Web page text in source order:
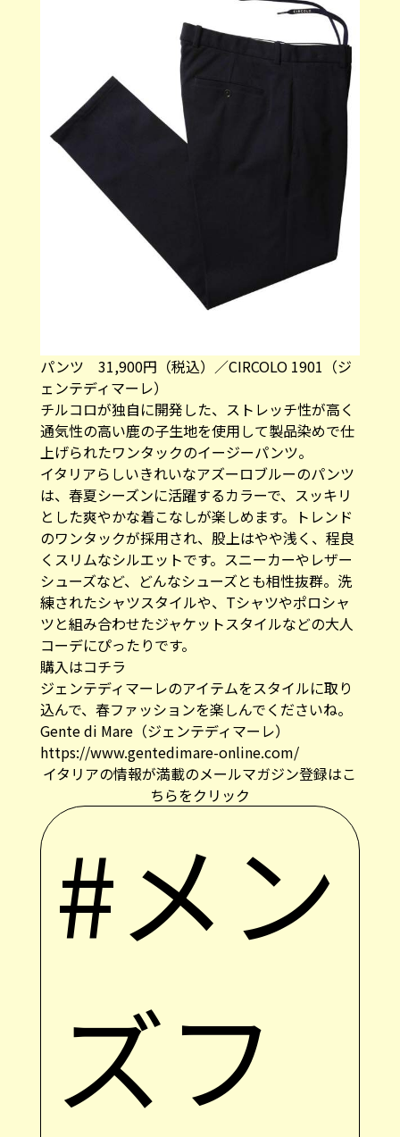
パンツ 31,900円（税込）／CIRCOLO 1901（ジ
ェンテディマーレ）
チルコロが独自に開発した、ストレッチ性が高く
通気性の高い鹿の子生地を使用して製品染めで仕
上げられたワンタックのイージーパンツ。
イタリアらしいきれいなアズーロブルーのパンツ
は、春夏シーズンに活躍するカラーで、スッキリ
とした爽やかな着こなしが楽しめます。トレンド
のワンタックが採用され、股上はやや浅く、程良
くスリムなシルエットです。スニーカーやレザー
シューズなど、どんなシューズとも相性抜群。洗
練されたシャツスタイルや、Tシャツやポロシャ
ツと組み合わせたジャケットスタイルなどの大人
コーデにぴったりです。
購入はコチラ
ジェンテディマーレのアイテムをスタイルに取り
込んで、春ファッションを楽しんでくださいね。
Gente di Mare（ジェンテディマーレ）
https://www.gentedimare-online.com/
イタリアの情報が満載のメールマガジン登録はこ
ちらをクリック
#メン
ズフ